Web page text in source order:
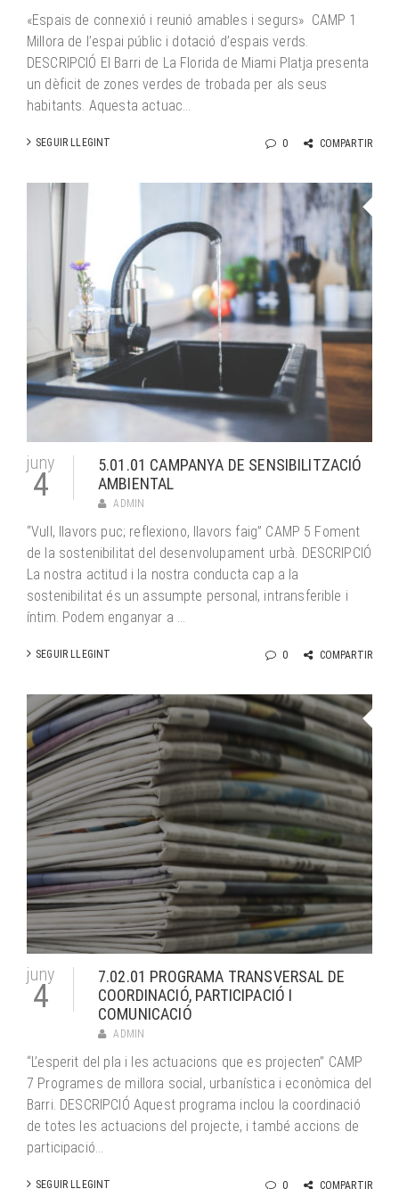
«Espais de connexió i reunió amables i segurs» CAMP 1
Millora de l’espai públic i dotació d’espais verds.
DESCRIPCIÓ El Barri de La Florida de Miami Platja presenta
un dèficit de zones verdes de trobada per als seus
habitants. Aquesta actuac...
SEGUIR LLEGINT 0 COMPARTIR
juny
4
5.01.01 CAMPANYA DE SENSIBILITZACIÓ
AMBIENTAL
ADMIN
“Vull, llavors puc; reflexiono, llavors faig” CAMP 5 Foment
de la sostenibilitat del desenvolupament urbà. DESCRIPCIÓ
La nostra actitud i la nostra conducta cap a la
sostenibilitat és un assumpte personal, intransferible i
íntim. Podem enganyar a ...
SEGUIR LLEGINT 0 COMPARTIR
juny
4
7.02.01 PROGRAMA TRANSVERSAL DE
COORDINACIÓ, PARTICIPACIÓ I
COMUNICACIÓ
ADMIN
“L’esperit del pla i les actuacions que es projecten” CAMP
7 Programes de millora social, urbanística i econòmica del
Barri. DESCRIPCIÓ Aquest programa inclou la coordinació
de totes les actuacions del projecte, i també accions de
participació...
SEGUIR LLEGINT 0 COMPARTIR